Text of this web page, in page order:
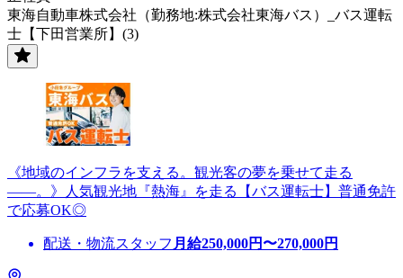
東海自動車株式会社（勤務地:株式会社東海バス）_バス運転
士【下田営業所】(3)
《地域のインフラを支える。観光客の夢を乗せて走る
――。》人気観光地『熱海』を走る【バス運転士】普通免許
で応募OK◎
配送・物流スタッフ 月給250,000円〜270,000円